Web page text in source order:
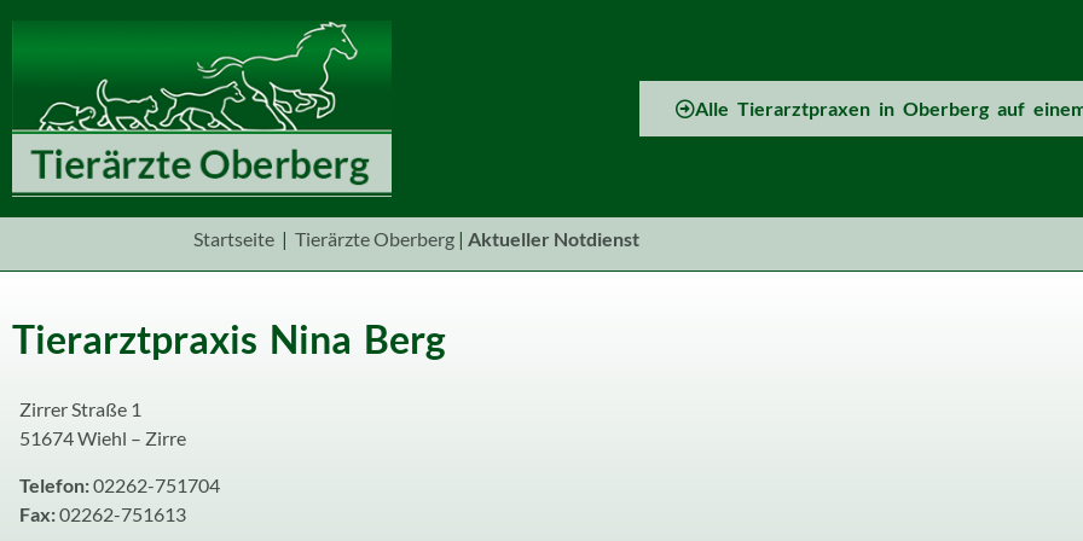
Alle Tierarztpraxen in Oberberg auf
Startseite| Tierärzte Oberberg| Aktueller Notdienst
Tierarztpraxis Nina Berg
Zirrer Straße 1
51674 Wiehl – Zirre
Telefon:02262-751704
Fax:02262-751613